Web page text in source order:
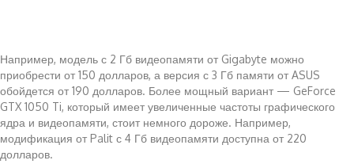
Например, модель с 2 Гб видеопамяти от Gigabyte можно
приобрести от 150 долларов, а версия с 3 Гб памяти от ASUS
обойдется от 190 долларов. Более мощный вариант — GeForce
GTX 1050 Ti, который имеет увеличенные частоты графического
ядра и видеопамяти, стоит немного дороже. Например,
модификация от Palit с 4 Гб видеопамяти доступна от 220
долларов.